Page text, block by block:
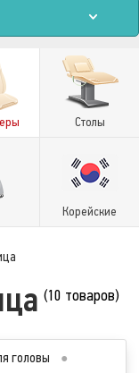
Столы
Корейские
(10 товаров)
головы
●